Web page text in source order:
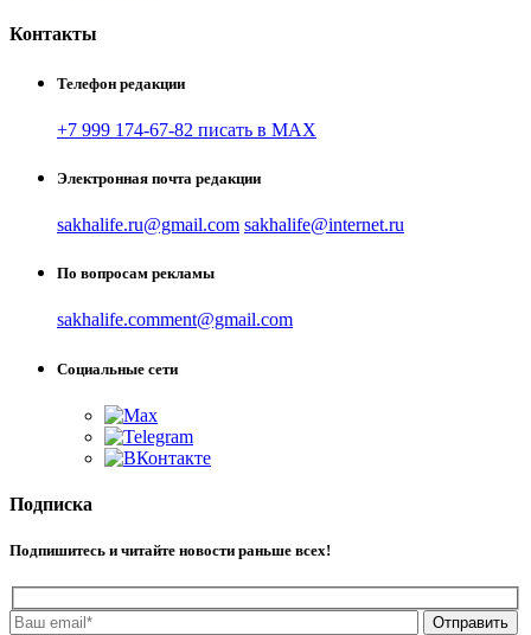
Контакты
Телефон редакции
+7 999 174-67-82 писать в MAX
Электронная почта редакции
sakhalife.ru@gmail.com sakhalife@internet.ru
По вопросам рекламы
sakhalife.comment@gmail.com
Социальные сети
Подписка
Подпишитесь и читайте новости раньше всех!
Отправить